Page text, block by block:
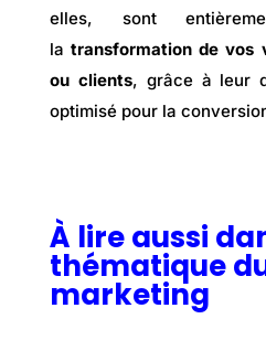
elles, sont
la transformation de vos
ou clients, grâce à leur
optimisé pour la
À lire aussi
thématique
marketing